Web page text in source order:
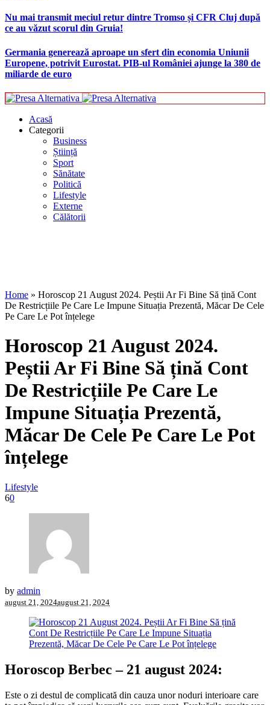
Nu mai transmit meciul retur dintre Tromso și CFR Cluj după
ce au văzut scorul din Gruia!
Germania generează aproape un sfert din economia Uniunii
Europene, potrivit Eurostat. PIB-ul României ajunge la 380 de
miliarde de euro
Acasă
Categorii
Business
Știință
Sport
Sănătate
Politică
Lifestyle
Externe
Călătorii
Home » Horoscop 21 August 2024. Peștii Ar Fi Bine Să țină Cont
De Restricțiile Pe Care Le Impune Situația Prezentă, Măcar De Cele
Pe Care Le Pot înțelege
Horoscop 21 August 2024.
Peștii Ar Fi Bine Să țină Cont
De Restricțiile Pe Care Le
Impune Situația Prezentă,
Măcar De Cele Pe Care Le Pot
înțelege
Lifestyle
60
by admin
august 21, 2024august 21, 2024
Horoscop Berbec – 21 august 2024:
Este o zi destul de complicată din cauza unor noduri interioare care